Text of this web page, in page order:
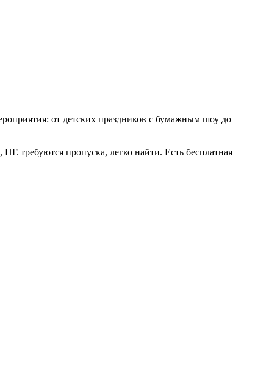
от детских праздников с бумажным шоу до
требуются пропуска, легко найти. Есть бесплатная